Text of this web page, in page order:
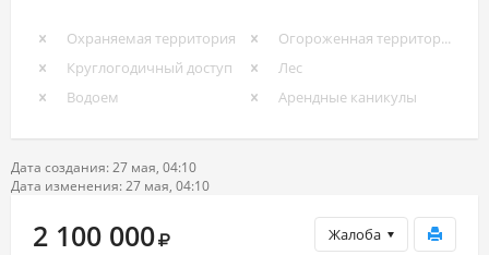
Охраняемая территория
Огороженная территория
Круглогодичный доступ
Лес
Водоем
Арендные каникулы
Дата создания: 27 мая, 04:10
Дата изменения: 27 мая, 04:10
Жалоба
2 100 000